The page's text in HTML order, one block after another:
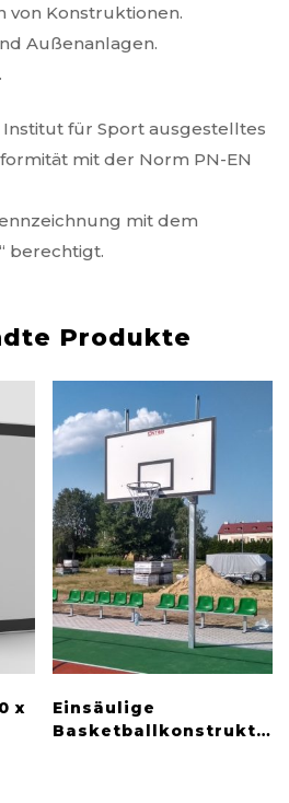
von Konstruktionen.
Außenanlagen.
für Sport ausgestelltes
mit der Norm PN-EN
mit dem
berechtigt.
Produkte
x
Einsäulige
Basketballkonstruktion